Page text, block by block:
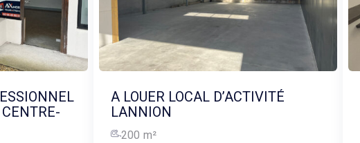
A LOUER LOCAL D’ACTIVITÉ
LANNION
200 m²